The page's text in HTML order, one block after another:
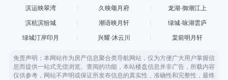
滨运映翠湾 久映颂月府 龙湖·御潮江上
滨杭滨纷城 潮语映月轩 绿城·咏湖雲庐
绿城汀岸印月 兴耀·沐云川 棠前明月轩
免责声明：本网站作为房产信息聚合类导航网站，仅为方便广大用户掌握信
息而提供一站式无偿浏览、查阅的功能，本站楼盘信息并非广告，所载内容
仅供参考，网站不声明或保证所发布信息的真实性，准确性和完整性，最终